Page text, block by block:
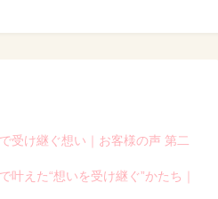
受け継ぐ想い｜お客様の声 第二
叶えた“想いを受け継ぐ”かたち｜